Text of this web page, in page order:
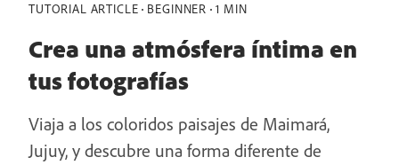
TUTORIAL ARTICLE BEGINNER 1 MIN
Crea una atmósfera íntima en
tus fotografías
Viaja a los coloridos paisajes de Maimará,
Jujuy, y descubre una forma diferente de